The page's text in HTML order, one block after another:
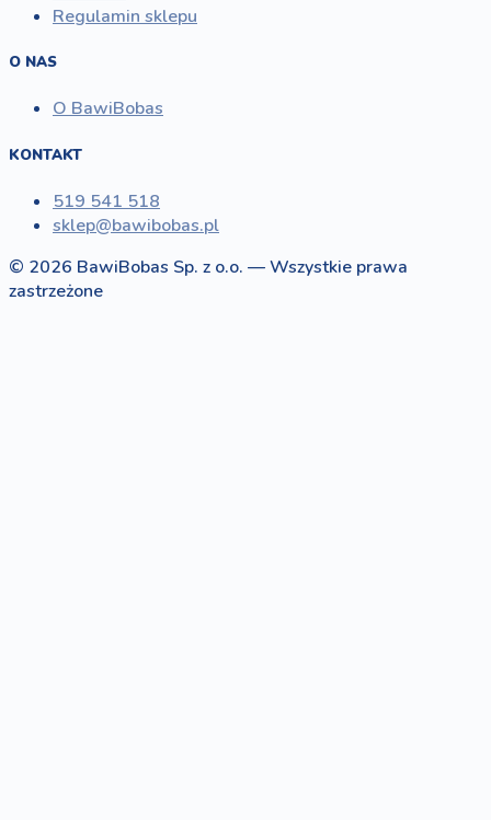
Regulamin sklepu
O NAS
O BawiBobas
KONTAKT
519 541 518
sklep@bawibobas.pl
© 2026 BawiBobas Sp. z o.o. — Wszystkie prawa
zastrzeżone